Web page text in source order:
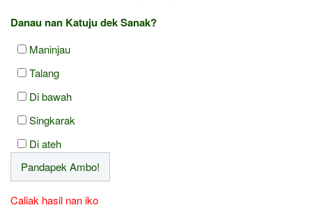
Danau nan Katuju dek Sanak?
Maninjau
Talang
Di bawah
Singkarak
Di ateh
Caliak hasil nan iko